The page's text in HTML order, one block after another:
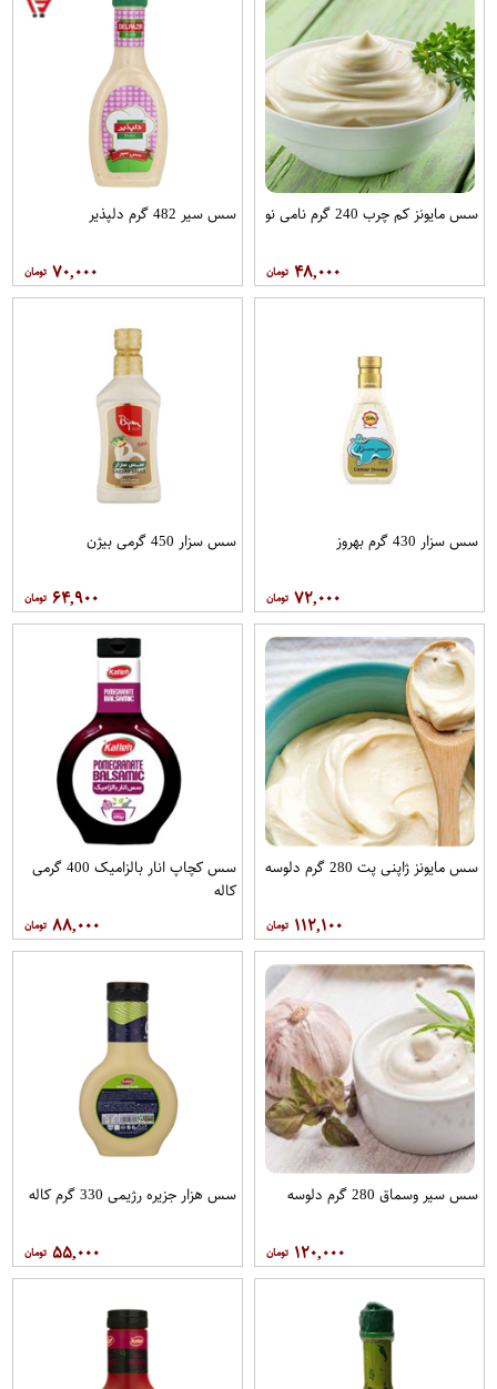
سس مایونز کم چرب 240 گرم نامی نو
۴۸,۰۰۰
سس سیر 482 گرم دلپذیر
۷۰,۰۰۰
سس سزار 430 گرم بهروز
۷۲,۰۰۰
سس سزار 450 گرمی بیژن
۶۴,۹۰۰
سس مایونز ژاپنی پت 280 گرم دلوسه
۱۱۲,۱۰۰
سس کچاپ انار بالزامیک 400 گرمی
کاله
۸۸,۰۰۰
سس سیر وسماق 280 گرم دلوسه
۱۲۰,۰۰۰
سس هزار جزیره رژیمی 330 گرم کاله
۵۵,۰۰۰